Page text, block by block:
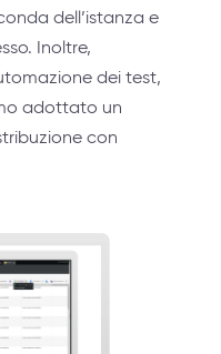
dell’istanza e
Inoltre,
dei test,
adottato un
con